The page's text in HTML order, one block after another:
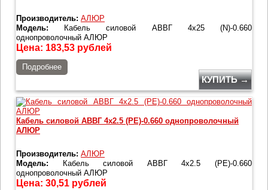
Производитель: АЛЮР
Модель: Кабель силовой АВВГ 4х25 (N)-0.660
однопроволочный АЛЮР
Цена: 183,53 рублей
Подробнее
КУПИТЬ →
Кабель силовой АВВГ 4х2.5 (PE)-0.660 однопроволочный
АЛЮР
Производитель: АЛЮР
Модель: Кабель силовой АВВГ 4х2.5 (PE)-0.660
однопроволочный АЛЮР
Цена: 30,51 рублей